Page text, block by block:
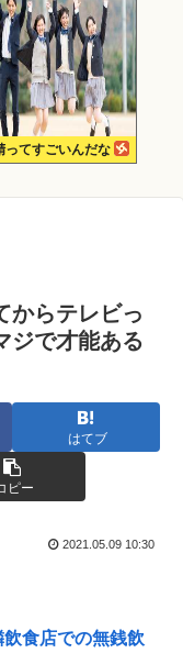
ってすごいんだな
からテレビっ
ジで才能ある
はてブ
ピー
2021.05.09 10:30
食店での無銭飲